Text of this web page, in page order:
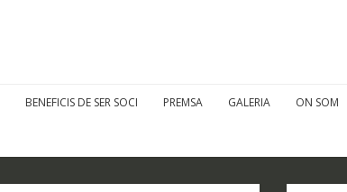
BENEFICIS DE SER SOCI PREMSA GALERIA ON SOM